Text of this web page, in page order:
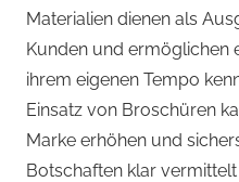
Materialien dienen als
Kunden und ermöglichen
ihrem eigenen Tempo
Einsatz von Broschüren
Marke erhöhen und
Botschaften klar